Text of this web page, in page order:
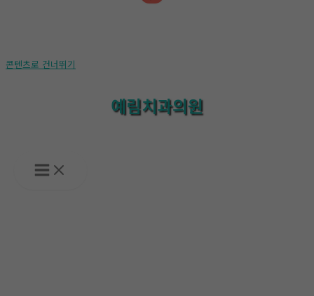
콘텐츠로 건너뛰기
예림치과의원